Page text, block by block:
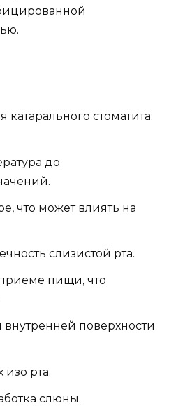
стоматита:
до
что может влиять на
слизистой рта.
пищи, что
внутренней поверхности
рта.
слюны.